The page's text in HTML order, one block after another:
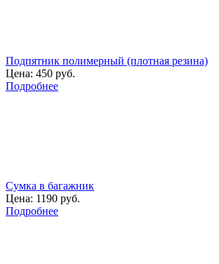
Подпятник полимерный (плотная резина)
Цена: 450 руб.
Подробнее
Сумка в багажник
Цена: 1190 руб.
Подробнее